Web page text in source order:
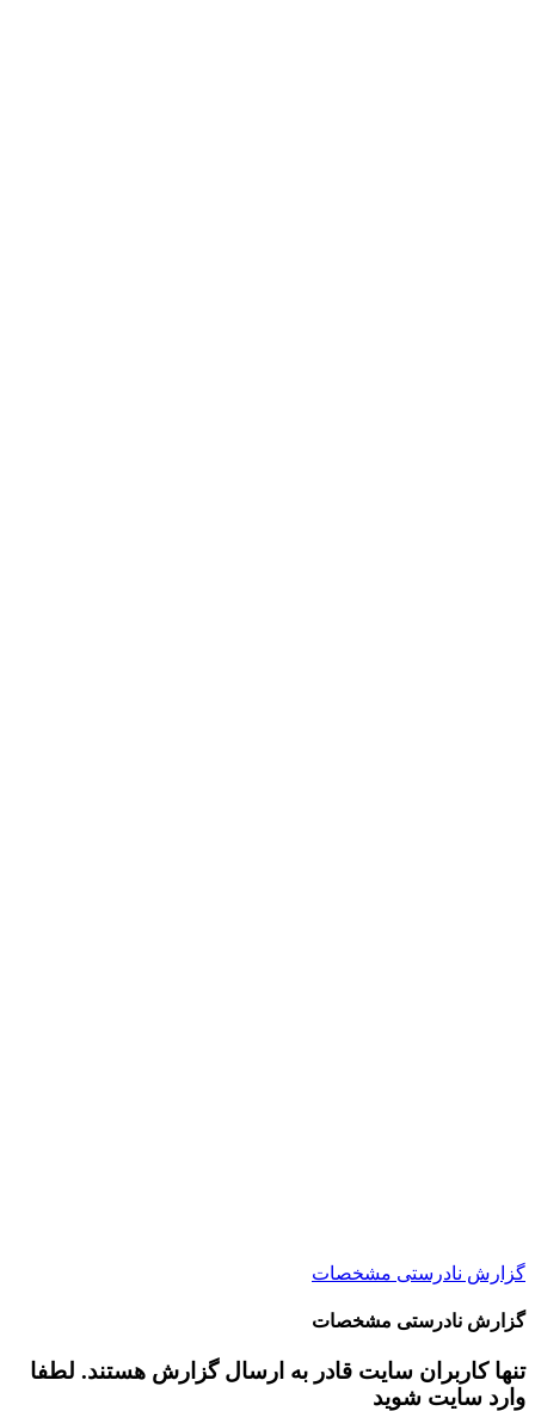
گزارش نادرستی مشخصات
گزارش نادرستی مشخصات
تنها کاربران سایت قادر به ارسال گزارش هستند. لطفا
وارد سایت شوید